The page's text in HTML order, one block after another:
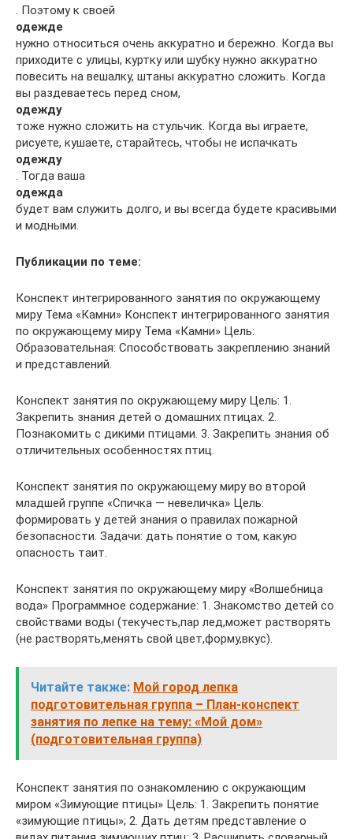
. Поэтому к своей
одежде
нужно относиться очень аккуратно и бережно. Когда вы
приходите с улицы, куртку или шубку нужно аккуратно
повесить на вешалку, штаны аккуратно сложить. Когда
вы раздеваетесь перед сном,
одежду
тоже нужно сложить на стульчик. Когда вы играете,
рисуете, кушаете, старайтесь, чтобы не испачкать
одежду
. Тогда ваша
одежда
будет вам служить долго, и вы всегда будете красивыми
и модными.
Публикации по теме:
Конспект интегрированного занятия по окружающему
миру Тема «Камни» Конспект интегрированного занятия
по окружающему миру Тема «Камни» Цель:
Образовательная: Способствовать закреплению знаний
и представлений.
Конспект занятия по окружающему миру Цель: 1.
Закрепить знания детей о домашних птицах. 2.
Познакомить с дикими птицами. 3. Закрепить знания об
отличительных особенностях птиц.
Конспект занятия по окружающему миру во второй
младшей группе «Спичка — невеличка» Цель:
формировать у детей знания о правилах пожарной
безопасности. Задачи: дать понятие о том, какую
опасность таит.
Конспект занятия по окружающему миру «Волшебница
вода» Программное содержание: 1. Знакомство детей со
свойствами воды (текучесть,пар лед,может растворять
(не растворять,менять свой цвет,форму,вкус).
Читайте также: Мой город лепка
подготовительная группа – План-конспект
занятия по лепке на тему: «Мой дом»
(подготовительная группа)
Конспект занятия по ознакомлению с окружающим
миром «Зимующие птицы» Цель: 1. Закрепить понятие
«зимующие птицы»; 2. Дать детям представление о